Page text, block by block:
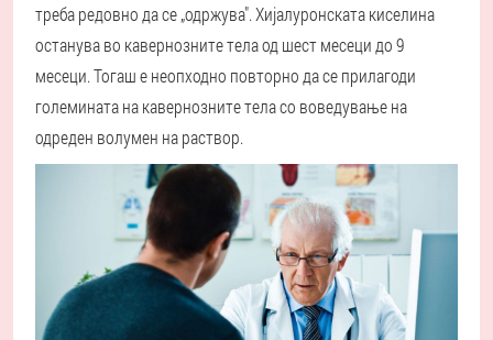
треба редовно да се „одржува". Хијалуронската киселина
останува во кавернозните тела од шест месеци до 9
месеци. Тогаш е неопходно повторно да се прилагоди
големината на кавернозните тела со воведување на
одреден волумен на раствор.